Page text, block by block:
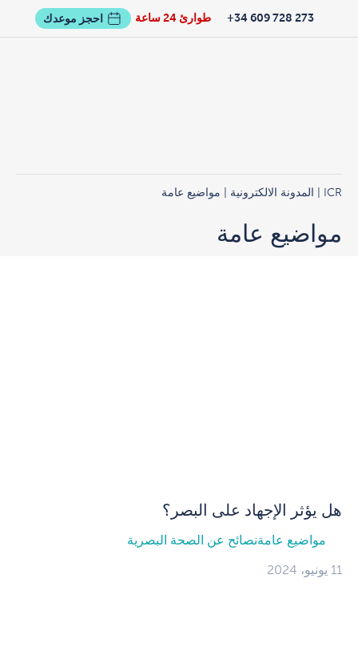
طوارئ 24 ساعة 273 728 609 34+ احجز موعدك
ICR المدونة الالكترونية | مواضيع عامة
مواضيع عامة
هل يؤثر الإجهاد على البصر؟
مواضيع عامةنصائح عن الصحة البصرية
11 يونيو، 2024